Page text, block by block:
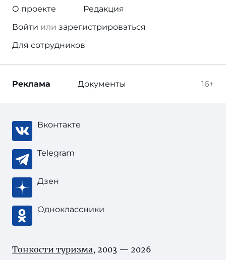
О проекте
Редакция
Войти или зарегистрироваться
Для сотрудников
16+
Реклама Документы
Вконтакте
Telegram
Дзен
Одноклассники
Тонкости туризма, 2003 — 2026